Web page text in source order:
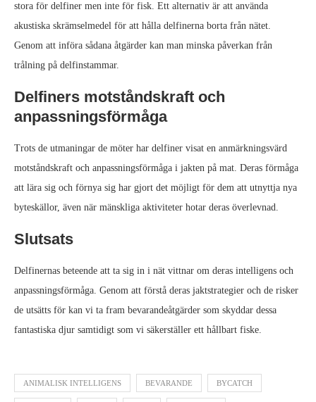
stora för delfiner men inte för fisk. Ett alternativ är att använda
akustiska skrämselmedel för att hålla delfinerna borta från nätet.
Genom att införa sådana åtgärder kan man minska påverkan från
trålning på delfinstammar.
Delfiners motståndskraft och
anpassningsförmåga
Trots de utmaningar de möter har delfiner visat en anmärkningsvärd
motståndskraft och anpassningsförmåga i jakten på mat. Deras förmåga
att lära sig och förnya sig har gjort det möjligt för dem att utnyttja nya
byteskällor, även när mänskliga aktiviteter hotar deras överlevnad.
Slutsats
Delfinernas beteende att ta sig in i nät vittnar om deras intelligens och
anpassningsförmåga. Genom att förstå deras jaktstrategier och de risker
de utsätts för kan vi ta fram bevarandeåtgärder som skyddar dessa
fantastiska djur samtidigt som vi säkerställer ett hållbart fiske.
ANIMALISK INTELLIGENS BEVARANDE BYCATCH